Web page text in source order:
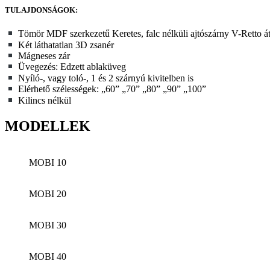
TULAJDONSÁGOK:
Tömör MDF szerkezetű Keretes, falc nélküli ajtószárny V-Retto
Két láthatatlan 3D zsanér
Mágneses zár
Üvegezés: Edzett ablaküveg
Nyíló-, vagy toló-, 1 és 2 szárnyú kivitelben is
Elérhető szélességek: „60” „70” „80” „90” „100”
Kilincs nélkül
MODELLEK
MOBI 10
MOBI 20
MOBI 30
MOBI 40